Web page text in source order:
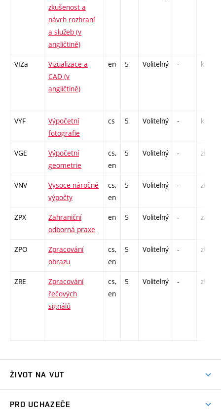
zkušenost a
návrh rozhraní
a služeb (v
angličtině)
VIZa
Vizualizace a
CAD (v
angličtině)
en 5 Volitelný - kl
VYF
Výpočetní
fotografie
cs 5 Volitelný - kl
VGE
Výpočetní
geometrie
cs,
en
5 Volitelný - zk
VNV
Vysoce náročné
výpočty
cs,
en
5 Volitelný - zk
ZPX
Zahraniční
odborná praxe
en 5 Volitelný - zá
ZPO
Zpracování
obrazu
cs,
en
5 Volitelný - zk
ZRE
Zpracování
řečových
signálů
cs,
en
5 Volitelný - zk
ŽIVOT NA VUT
PRO UCHAZEČE